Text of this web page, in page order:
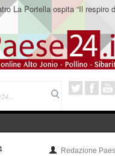
La Portella ospita “Il respiro
terra” del collettivo 365
Redazione